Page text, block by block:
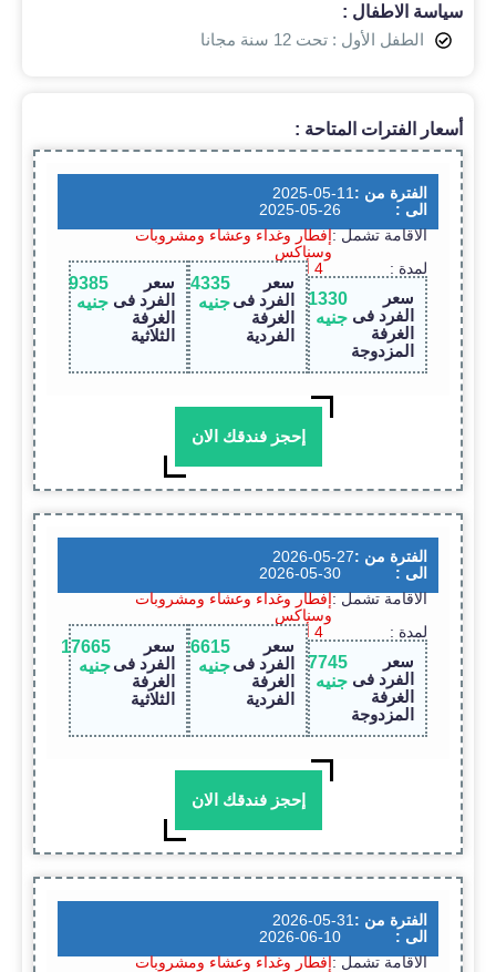
سياسة الاطفال :
الطفل الأول : تحت 12 سنة مجانا
أسعار الفترات المتاحة :
الفترة من : 2025-05-11
الى :
2025-05-26
الاقامة تشمل :إفطار وغداء وعشاء ومشروبات
وسناكس
لمدة :
4 أيام / 3 ليالى
سعر
الفرد فى
الغرفة
المزدوجة
11330
جنيه
سعر
الفرد فى
الغرفة
الفردية
14335
جنيه
سعر
الفرد فى
الغرفة
الثلاثية
9385
جنيه
إحجز فندقك الان
الفترة من :2026-05-27
الى :
2026-05-30
الاقامة تشمل :إفطار وغداء وعشاء ومشروبات
وسناكس
لمدة :
4 أيام / 3 ليالى
سعر
الفرد فى
الغرفة
المزدوجة
17745
جنيه
سعر
الفرد فى
الغرفة
الفردية
26615
جنيه
سعر
الفرد فى
الغرفة
الثلاثية
17665
جنيه
إحجز فندقك الان
الفترة من : 2026-05-31
الى :
2026-06-10
الاقامة تشمل :إفطار وغداء وعشاء ومشروبات